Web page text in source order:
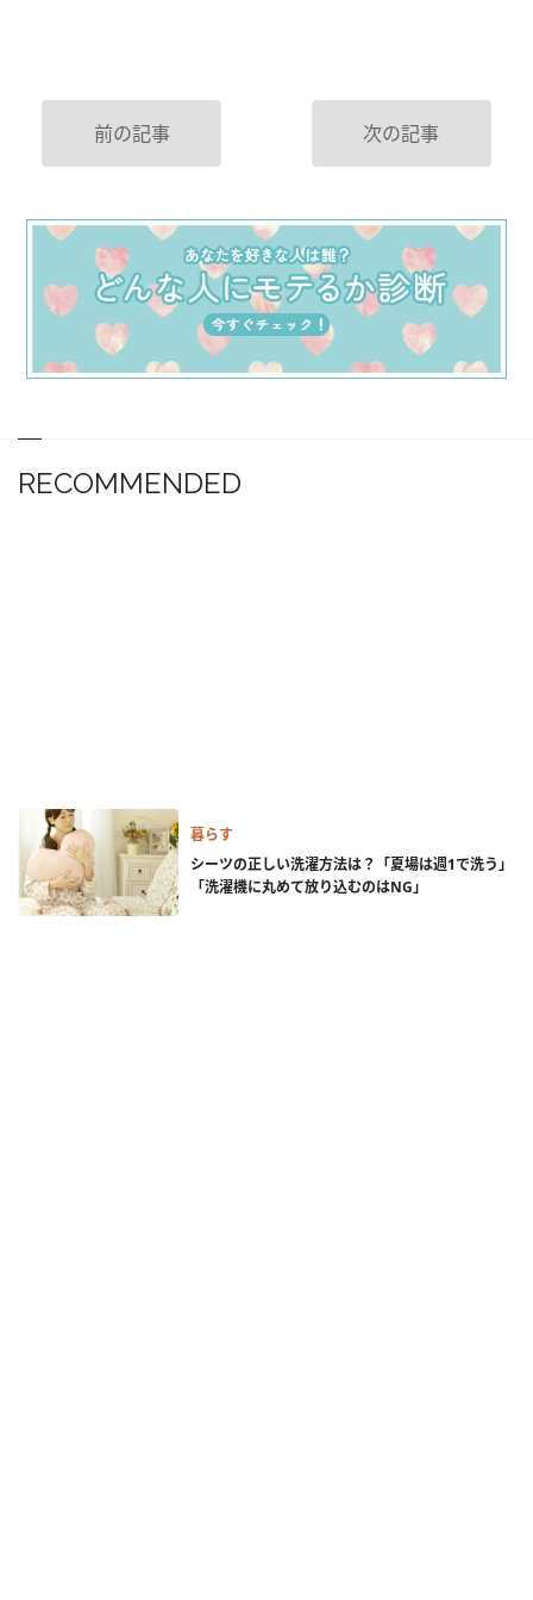
前の記事 次の記事
RECOMMENDED
暮らす
シーツの正しい洗濯方法は？「夏場は週1で洗う」
「洗濯機に丸めて放り込むのはNG」